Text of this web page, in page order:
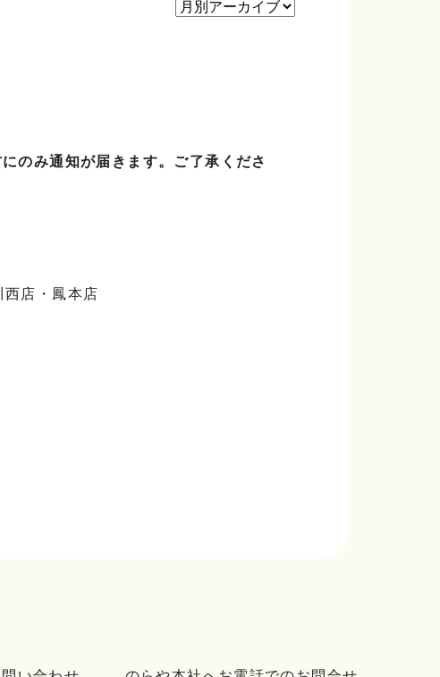
のみ通知が届きます。ご了承くださ
店・鳳本店